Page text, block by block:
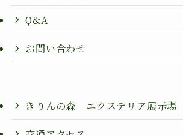
Q&A
お問い合わせ
きりんの森 エクステリア展示場